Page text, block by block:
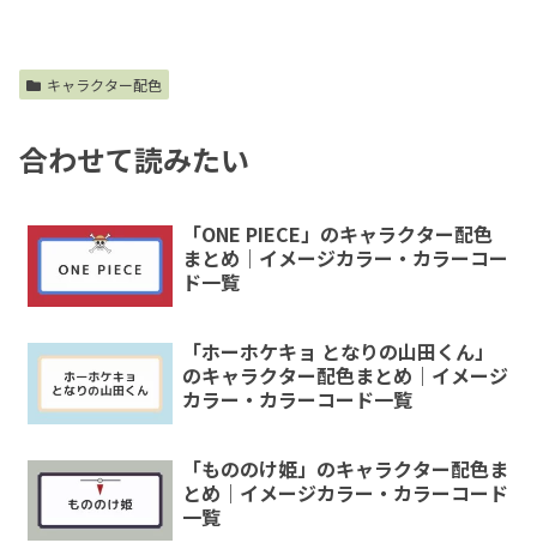
キャラクター配色
合わせて読みたい
「ONE PIECE」のキャラクター配色
まとめ｜イメージカラー・カラーコー
ド一覧
「ホーホケキョ となりの山田くん」
のキャラクター配色まとめ｜イメージ
カラー・カラーコード一覧
「もののけ姫」のキャラクター配色ま
とめ｜イメージカラー・カラーコード
一覧